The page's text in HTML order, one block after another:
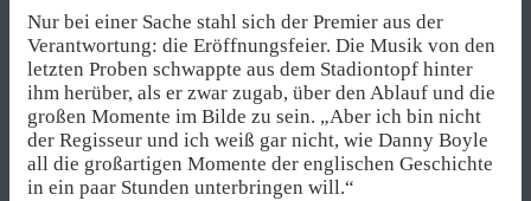
Nur bei einer Sache stahl sich der Premier aus der
Verantwortung: die Eröffnungsfeier. Die Musik von den
letzten Proben schwappte aus dem Stadiontopf hinter
ihm herüber, als er zwar zugab, über den Ablauf und die
großen Momente im Bilde zu sein. „Aber ich bin nicht
der Regisseur und ich weiß gar nicht, wie Danny Boyle
all die großartigen Momente der englischen Geschichte
in ein paar Stunden unterbringen will.“